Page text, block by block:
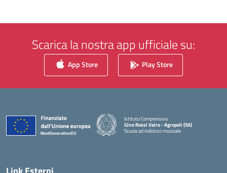
Scarica la nostra app ufficiale su:
App Store Play Store
Istituto Comprensivo
Gino Rossi Vairo - Agropoli (SA)
Scuola ad indirizzo musicale